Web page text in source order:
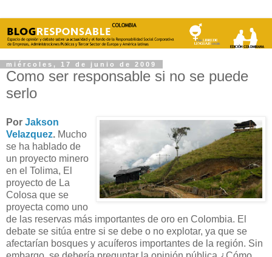
miércoles, 17 de junio de 2009
Como ser responsable si no se puede
serlo
Por Jakson
Velazquez. Mucho
se ha hablado de
un proyecto minero
en el Tolima, El
proyecto de La
Colosa que se
proyecta como uno
de las reservas más importantes de oro en Colombia. El
debate se sitúa entre si se debe o no explotar, ya que se
afectarían bosques y acuíferos importantes de la región. Sin